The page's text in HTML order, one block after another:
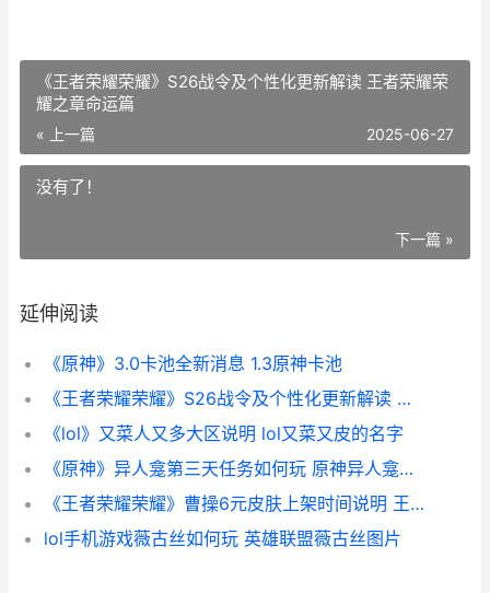
《王者荣耀荣耀》S26战令及个性化更新解读 王者荣耀荣
耀之章命运篇
« 上一篇 2025-06-27
没有了！
下一篇 »
延伸阅读
《原神》3.0卡池全新消息 1.3原神卡池
《王者荣耀荣耀》S26战令及个性化更新解读 王者荣耀荣耀之章命运篇
《lol》又菜人又多大区说明 lol又菜又皮的名字
《原神》异人龛第三天任务如何玩 原神异人龛直接拜完三次
《王者荣耀荣耀》曹操6元皮肤上架时间说明 王者荣耀荣耀称号在哪里设置-
lol手机游戏薇古丝如何玩 英雄联盟薇古丝图片